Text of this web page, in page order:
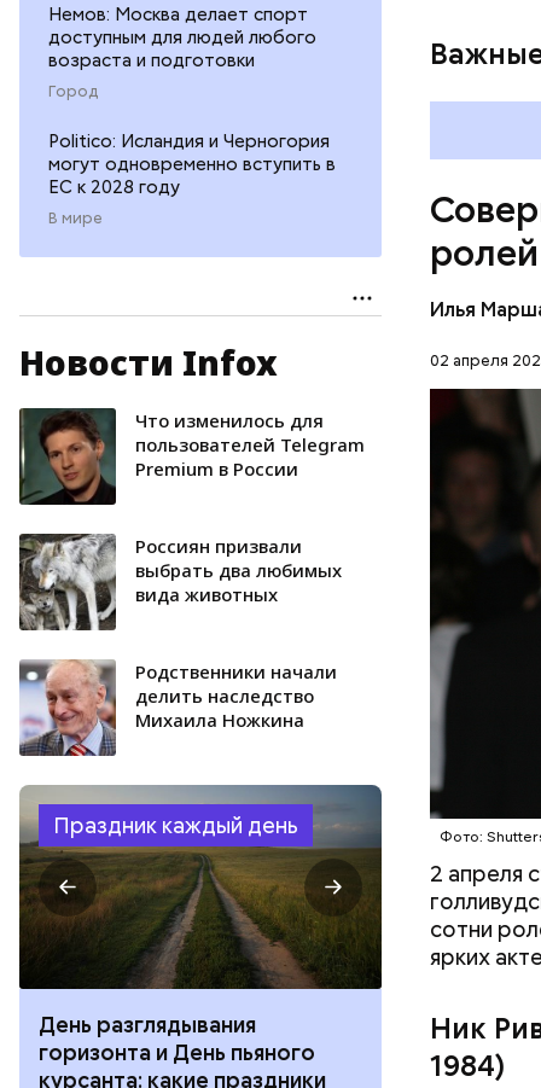
Немов: Москва делает спорт
доступным для людей любого
возраста и подготовки
Город
Politico: Исландия и Черногория
могут одновременно вступить в
ЕС к 2028 году
В мире
Новости Infox
Что изменилось для
пользователей Telegram
Premium в России
Россиян призвали
выбрать два любимых
вида животных
Родственники начали
делить наследство
Михаила Ножкина
Праздник каждый день
День разглядывания
горизонта и День пьяного
курсанта: какие праздники
День
День
праздники
Илья
02 апреля
Фото:
2 апреля
сотни
ярких
Ник
1984)
Фото:
рейха,
чего
мину
стран
который
ГОЛЛИВУД